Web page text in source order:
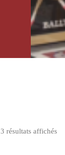
3 résultats affichés